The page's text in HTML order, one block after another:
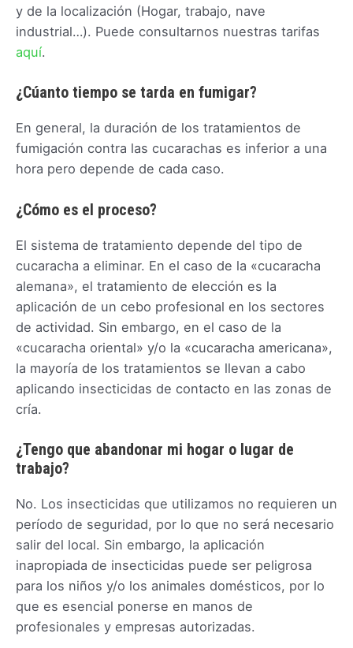
y de la localización (Hogar, trabajo, nave
industrial…). Puede consultarnos nuestras tarifas
aquí.
¿Cúanto tiempo se tarda en fumigar?
En general, la duración de los tratamientos de
fumigación contra las cucarachas es inferior a una
hora pero depende de cada caso.
¿Cómo es el proceso?
El sistema de tratamiento depende del tipo de
cucaracha a eliminar. En el caso de la «cucaracha
alemana», el tratamiento de elección es la
aplicación de un cebo profesional en los sectores
de actividad. Sin embargo, en el caso de la
«cucaracha oriental» y/o la «cucaracha americana»,
la mayoría de los tratamientos se llevan a cabo
aplicando insecticidas de contacto en las zonas de
cría.
¿Tengo que abandonar mi hogar o lugar de
trabajo?
No. Los insecticidas que utilizamos no requieren un
período de seguridad, por lo que no será necesario
salir del local. Sin embargo, la aplicación
inapropiada de insecticidas puede ser peligrosa
para los niños y/o los animales domésticos, por lo
que es esencial ponerse en manos de
profesionales y empresas autorizadas.